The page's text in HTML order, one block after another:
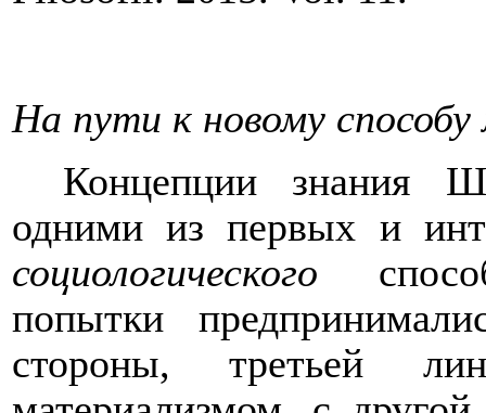
На пути к новому
Концепции знания
одними из первых и
социологического
попытки
стороны, третьей